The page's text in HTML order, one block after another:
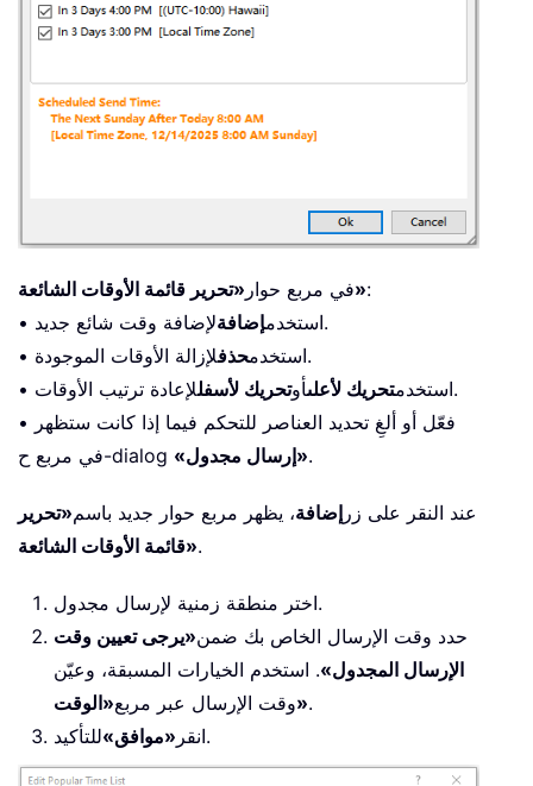
في مربع حوار«تحرير قائمة الأوقات الشائعة»:
• استخدمإضافة
لإضافة وقت شائع جديد.
• استخدمحذف
لإزالة الأوقات الموجودة.
• استخدمتحريك لأعلىأوتحريك لأسفل
لإعادة ترتيب الأوقات.
• فعّل أو ألغِ تحديد العناصر للتحكم فيما إذا كانت ستظهر
في مربع ح-dialog
«إرسال مجدول».
عند النقر على زر إضافة، يظهر مربع حوار جديد باسم«تحرير
قائمة الأوقات الشائعة».
اختر منطقة زمنية لإرسال مجدول.
حدد وقت الإرسال الخاص بك ضمن«يرجى تعيين وقت
الإرسال المجدول». استخدم الخيارات المسبقة، وعيّن
وقت الإرسال عبر مربع«الوقت».
انقر «موافق» للتأكيد.